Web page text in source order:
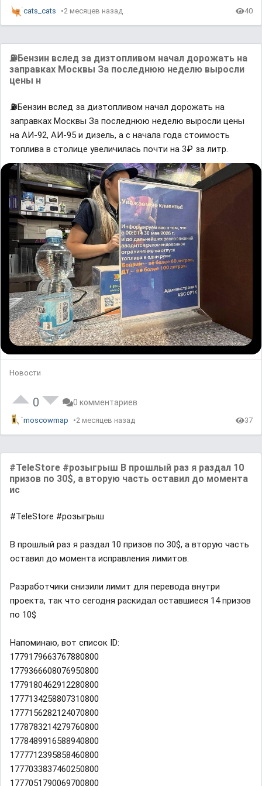
cats_cats 2 месяцев назад 40
⛽️Бензин вслед за дизтопливом начал дорожать на
заправках Москвы За последнюю неделю выросли
цены н
⛽️Бензин вслед за дизтопливом начал дорожать на
заправках Москвы За последнюю неделю выросли цены
на АИ-92, АИ-95 и дизель, а с начала года стоимость
топлива в столице увеличилась почти на 3₽ за литр.
Новости
0 0 комментариев
moscowmap 2 месяцев назад 37
#TeleStore #розыгрыш В прошлый раз я раздал 10
призов по 30$, а вторую часть оставил до момента
ис
#TeleStore #розыгрыш
В прошлый раз я раздал 10 призов по 30$, а вторую часть
оставил до момента исправления лимитов.
Разработчики снизили лимит для перевода внутри
проекта, так что сегодня раскидал оставшиеся 14 призов
по 10$
Напоминаю, вот список ID:
1779179663767880800
1779366608076950800
1779180462912280800
1777134258807310800
1777156282124070800
1778783214279760800
1778489916588940800
1777712395858460800
1777033837460250800
1777051790069700800